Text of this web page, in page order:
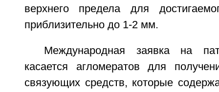
верхнего предела для
приблизительно до 1-2 мм.
Международная заявка на
касается агломератов для
связующих средств, которые